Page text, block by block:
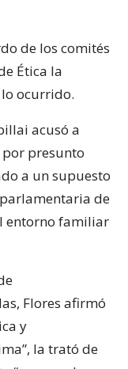
de los comités
Ética la
ocurrido.
acusó a
por presunto
a un supuesto
de
entorno familiar
Flores afirmó
y
la trató de